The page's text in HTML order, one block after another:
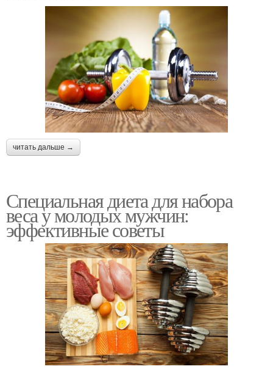
читать дальше →
Специальная диета для набора
веса у молодых мужчин:
эффективные советы